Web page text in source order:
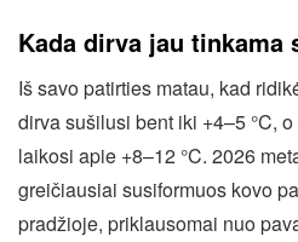
Kada dirva jau tinkama
Iš savo patirties matau, kad
dirva sušilusi bent iki +4–5 °C,
laikosi apie +8–12 °C. 2026
greičiausiai susiformuos kovo
pradžioje, priklausomai nuo